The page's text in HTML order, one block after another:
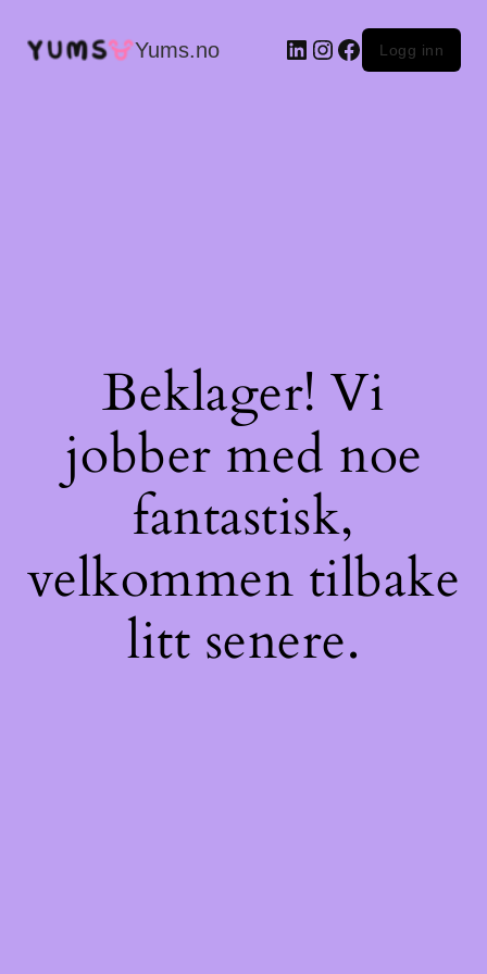
Yums.no LinkedIn
Instagram
Facebook
Logg inn
Beklager! Vi
jobber med noe
fantastisk,
velkommen tilbake
litt senere.